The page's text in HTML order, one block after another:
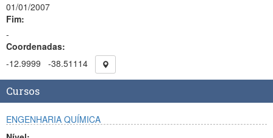
01/01/2007
Fim:
-
Coordenadas:
-12.9999
-38.51114
Cursos
ENGENHARIA QUÍMICA